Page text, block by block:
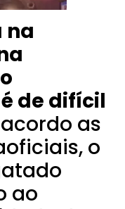
na
de difícil
as
o
ao